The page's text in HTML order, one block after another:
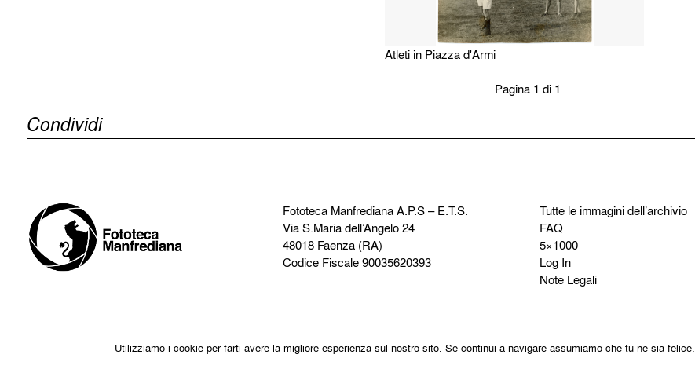
Atleti in Piazza d'Armi
Pagina 1 di 1
Condividi
Fototeca ManfredianaA.P.S – E.T.S.
Via S.Maria dell’Angelo 24
48018 Faenza (RA)
Codice Fiscale 90035620393
Tutte le immagini dell’archivio
FAQ
5×1000
Log In
Note Legali
Utilizziamo i cookie per farti avere la migliore esperienza sul nostro sito. Se continui a navigare assumiamo che tu ne sia felice.